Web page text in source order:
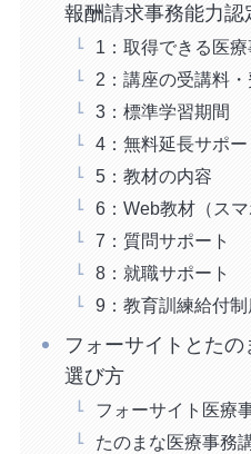
報酬請求事務能力
1：取得できる医
2：講座の受講料・
3：標準学習期間
4：無料延長サポ
5：教材の内容
6：Web教材（スマ
7：質問サポート
8：就職サポート
9：教育訓練給付
フォーサイトとた
選び方
フォーサイト医療
たのまな医療事務